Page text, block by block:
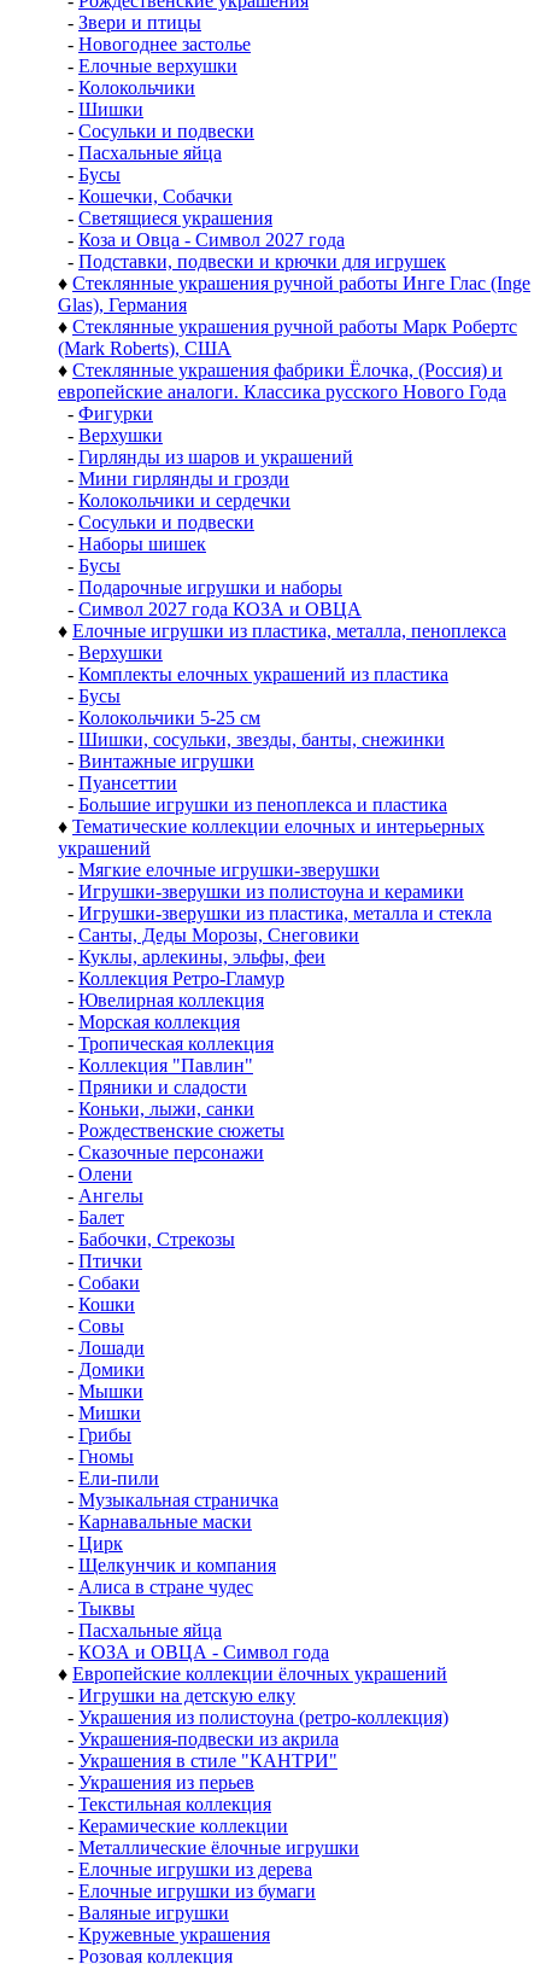
- Звери и птицы
- Новогоднее застолье
- Елочные верхушки
- Колокольчики
- Шишки
- Сосульки и подвески
- Пасхальные яйца
- Бусы
- Кошечки, Собачки
- Светящиеся украшения
- Коза и Овца - Символ 2027 года
- Подставки, подвески и крючки для игрушек
♦ Стеклянные украшения ручной работы Инге Глас (Inge
Glas), Германия
♦ Стеклянные украшения ручной работы Марк Робертс
(Mark Roberts), США
♦ Стеклянные украшения фабрики Ёлочка, (Россия) и
европейские аналоги. Классика русского Нового Года
- Фигурки
- Верхушки
- Гирлянды из шаров и украшений
- Мини гирлянды и грозди
- Колокольчики и сердечки
- Сосульки и подвески
- Наборы шишек
- Бусы
- Подарочные игрушки и наборы
- Символ 2027 года КОЗА и ОВЦА
♦ Елочные игрушки из пластика, металла, пеноплекса
- Верхушки
- Комплекты елочных украшений из пластика
- Бусы
- Колокольчики 5-25 см
- Шишки, сосульки, звезды, банты, снежинки
- Винтажные игрушки
- Пуансеттии
- Большие игрушки из пеноплекса и пластика
♦ Тематические коллекции елочных и интерьерных
украшений
- Мягкие елочные игрушки-зверушки
- Игрушки-зверушки из полистоуна и керамики
- Игрушки-зверушки из пластика, металла и стекла
- Санты, Деды Морозы, Снеговики
- Куклы, арлекины, эльфы, феи
- Коллекция Ретро-Гламур
- Ювелирная коллекция
- Морская коллекция
- Тропическая коллекция
- Коллекция "Павлин"
- Пряники и сладости
- Коньки, лыжи, санки
- Рождественские сюжеты
- Сказочные персонажи
- Олени
- Ангелы
- Балет
- Бабочки, Стрекозы
- Птички
- Собаки
- Кошки
- Совы
- Лошади
- Домики
- Мышки
- Мишки
- Грибы
- Гномы
- Ели-пили
- Музыкальная страничка
- Карнавальные маски
- Цирк
- Щелкунчик и компания
- Алиса в стране чудес
- Тыквы
- Пасхальные яйца
- КОЗА и ОВЦА - Символ года
♦ Европейские коллекции ёлочных украшений
- Игрушки на детскую елку
- Украшения из полистоуна (ретро-коллекция)
- Украшения-подвески из акрила
- Украшения в стиле "КАНТРИ"
- Украшения из перьев
- Текстильная коллекция
- Керамические коллекции
- Металлические ёлочные игрушки
- Елочные игрушки из дерева
- Елочные игрушки из бумаги
- Валяные игрушки
- Кружевные украшения
- Розовая коллекция